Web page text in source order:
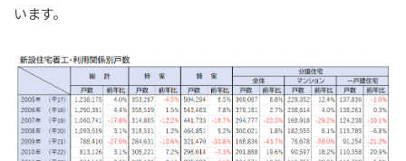
います。